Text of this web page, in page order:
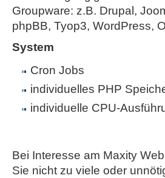
Groupware: z.B. Drupal,
phpBB, Tyop3, WordPress,
System
Cron Jobs
individuelles PHP
individuelle CPU-
Bei Interesse am Maxity
Sie nicht zu viele oder